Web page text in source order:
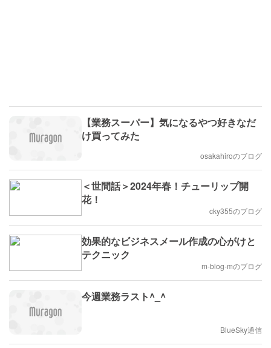
【業務スーパー】気になるやつ好きなだ
け買ってみた
osakahiroのブログ
＜世間話＞2024年春！チューリップ開
花！
cky355のブログ
効果的なビジネスメール作成の心がけと
テクニック
m-blog-mのブログ
今週業務ラスト^_^
BlueSky通信